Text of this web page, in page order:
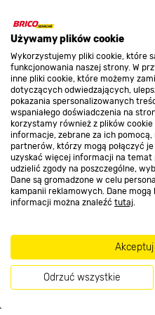
Używamy plików cookie
Wykorzystujemy pliki cookie, które
funkcjonowania naszej strony. W
inne pliki cookie, które możemy
dotyczących odwiedzających,
pokazania spersonalizowanych
wspaniałego doświadczenia na
korzystamy również z plików
informacje, zebrane za ich
partnerów, którzy mogą połączyć
uzyskać więcej informacji na
udzielić zgody na poszczególne,
Dane są gromadzone w celu
kampanii reklamowych. Dane
informacji można znaleźć tutaj.
Odrzuć wszystkie
WYGODA W UŻYCIU
Łatwe
Biodegradowalne
niezwykle łatwe w
perforacji oraz
w miejscu, w którym
To sprawia, że
O nas
Kontakt do sklepu
Strefa biznesu
Dołącz do nas
Metody płatności